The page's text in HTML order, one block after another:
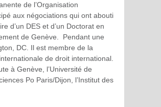
de l’Organisation
aux négociations qui ont abouti
d’un DES et d’un Doctorat en
de Genève. Pendant une
DC. Il est membre de la
de droit international.
à Genève, l’Université de
Po Paris/Dijon, l’Institut des